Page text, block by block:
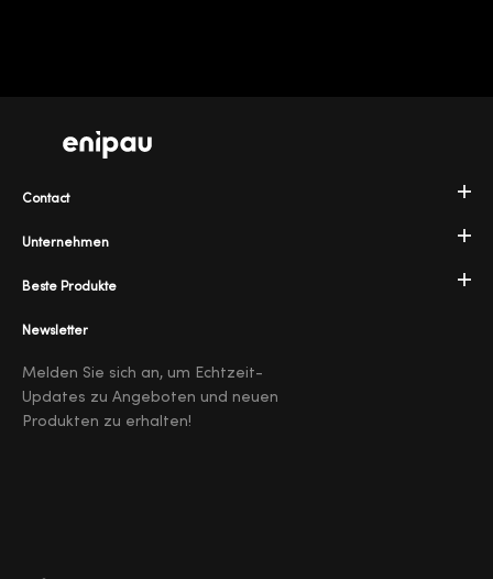
Unternehmen
Beste Produkte
Contact
Newsletter
Melden Sie sich an, um Echtzeit-
Updates zu Angeboten und neuen
Produkten zu erhalten!